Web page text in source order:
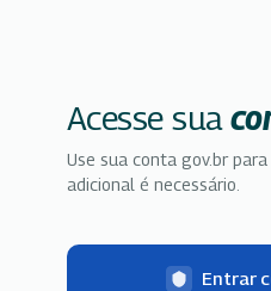
Acesse sua
Use sua conta gov.br
adicional é necessário.
Entrar